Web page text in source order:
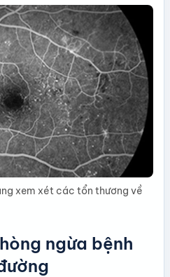
xem xét các tổn thương về
ngừa bệnh